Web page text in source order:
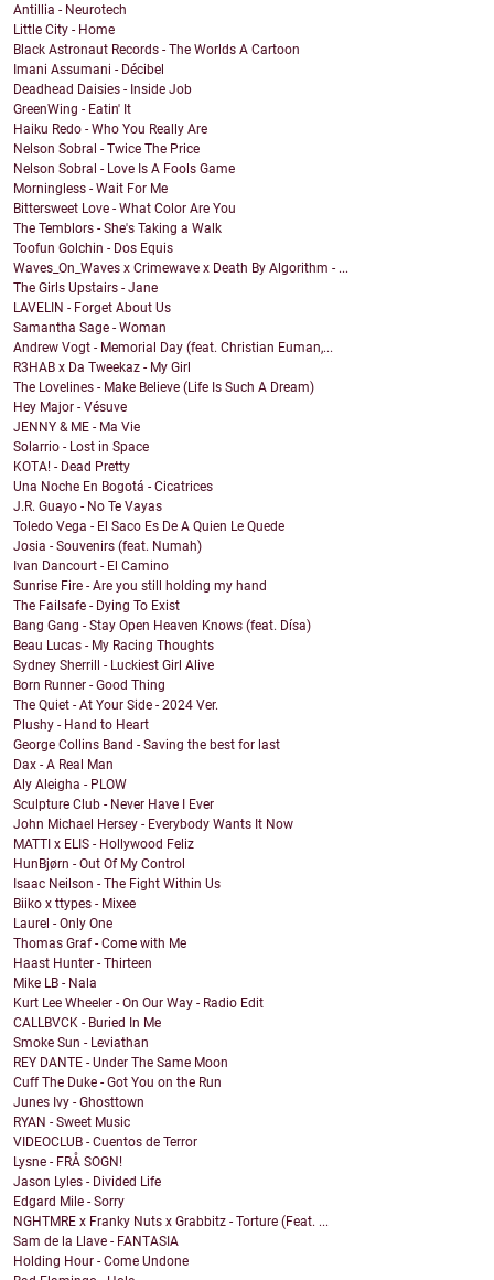
Antillia - Neurotech
Little City - Home
Black Astronaut Records - The Worlds A Cartoon
Imani Assumani - Décibel
Deadhead Daisies - Inside Job
GreenWing - Eatin' It
Haiku Redo - Who You Really Are
Nelson Sobral - Twice The Price
Nelson Sobral - Love Is A Fools Game
Morningless - Wait For Me
Bittersweet Love - What Color Are You
The Temblors - She's Taking a Walk
Toofun Golchin - Dos Equis
Waves_On_Waves x Crimewave x Death By Algorithm - ...
The Girls Upstairs - Jane
LAVELIN - Forget About Us
Samantha Sage - Woman
Andrew Vogt - Memorial Day (feat. Christian Euman,...
R3HAB x Da Tweekaz - My Girl
The Lovelines - Make Believe (Life Is Such A Dream)
Hey Major - Vésuve
JENNY & ME - Ma Vie
Solarrio - Lost in Space
KOTA! - Dead Pretty
Una Noche En Bogotá - Cicatrices
J.R. Guayo - No Te Vayas
Toledo Vega - El Saco Es De A Quien Le Quede
Josia - Souvenirs (feat. Numah)
Ivan Dancourt - El Camino
Sunrise Fire - Are you still holding my hand
The Failsafe - Dying To Exist
Bang Gang - Stay Open Heaven Knows (feat. Dísa)
Beau Lucas - My Racing Thoughts
Sydney Sherrill - Luckiest Girl Alive
Born Runner - Good Thing
The Quiet - At Your Side - 2024 Ver.
Plushy - Hand to Heart
George Collins Band - Saving the best for last
Dax - A Real Man
Aly Aleigha - PLOW
Sculpture Club - Never Have I Ever
John Michael Hersey - Everybody Wants It Now
MATTI x ELIS - Hollywood Feliz
HunBjørn - Out Of My Control
Isaac Neilson - The Fight Within Us
Biiko x ttypes - Mixee
Laurel - Only One
Thomas Graf - Come with Me
Haast Hunter - Thirteen
Mike LB - Nala
Kurt Lee Wheeler - On Our Way - Radio Edit
CALLBVCK - Buried In Me
Smoke Sun - Leviathan
REY DANTE - Under The Same Moon
Cuff The Duke - Got You on the Run
Junes Ivy - Ghosttown
RYAN - Sweet Music
VIDEOCLUB - Cuentos de Terror
Lysne - FRÅ SOGN!
Jason Lyles - Divided Life
Edgard Mile - Sorry
NGHTMRE x Franky Nuts x Grabbitz - Torture (Feat. ...
Sam de la Llave - FANTASIA
Holding Hour - Come Undone